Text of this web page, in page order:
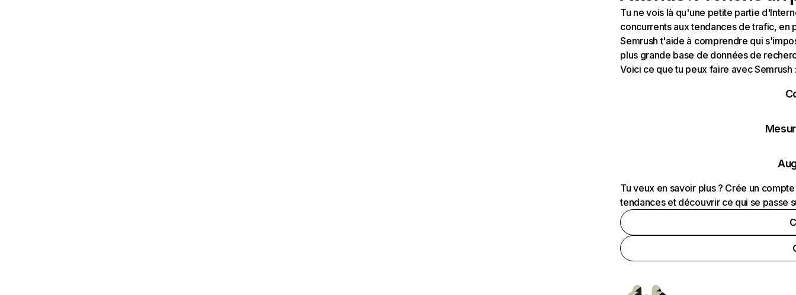
Tu ne vois là qu'une petite partie
concurrents aux tendances de trafic, en
Semrush t'aide à comprendre qui
plus grande base de données de
Voici ce que tu peux faire avec Semrush
Tu veux en savoir plus ? Crée un
tendances et découvrir ce qui se passe